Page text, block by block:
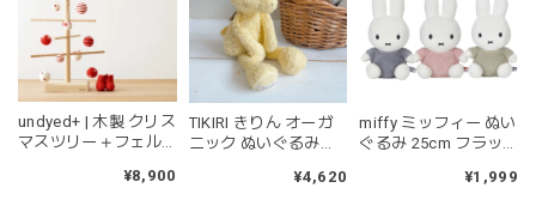
2026/06/17
kawaii&born | ハート型 歯固めリング シリコン
2026/04/24
undyed+ | 木製 クリス
マスツリー＋フェル
ツリー アンダイドプ
¥8,900
TIKIRI きりん オーガ
ニック ぬいぐるみ
Organic Plush toy テ
¥4,620
miffy ミッフィー ぬい
ぐるみ 25cm フラッ
¥1,999